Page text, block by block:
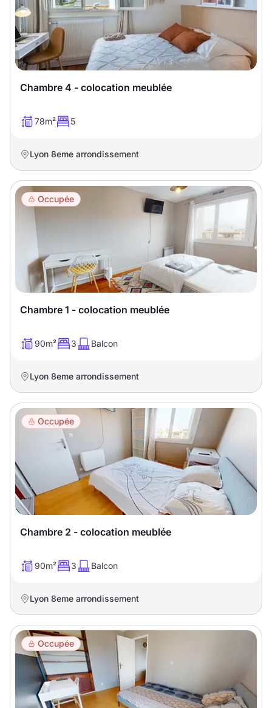
T16
Superficie
Nombre de chambres
disponibles
disponibles
Espaces additionnels
Sélectionner...
Équipements des parties
Disponible à partir du
Promotions
promotions sur honoraires
Chambre 4 - colocation meublée
78m² 5
Lyon 8eme arrondissement
Occupée
Chambre 1 - colocation meublée
90m² 3 Balcon
Lyon 8eme arrondissement
Occupée
Chambre 2 - colocation meublée
90m² 3 Balcon
Lyon 8eme arrondissement
Occupée